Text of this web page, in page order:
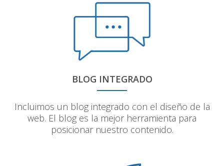
BLOG INTEGRADO
Incluimos un blog integrado con el diseño de la
web. El blog es la mejor herramienta para
posicionar nuestro contenido.